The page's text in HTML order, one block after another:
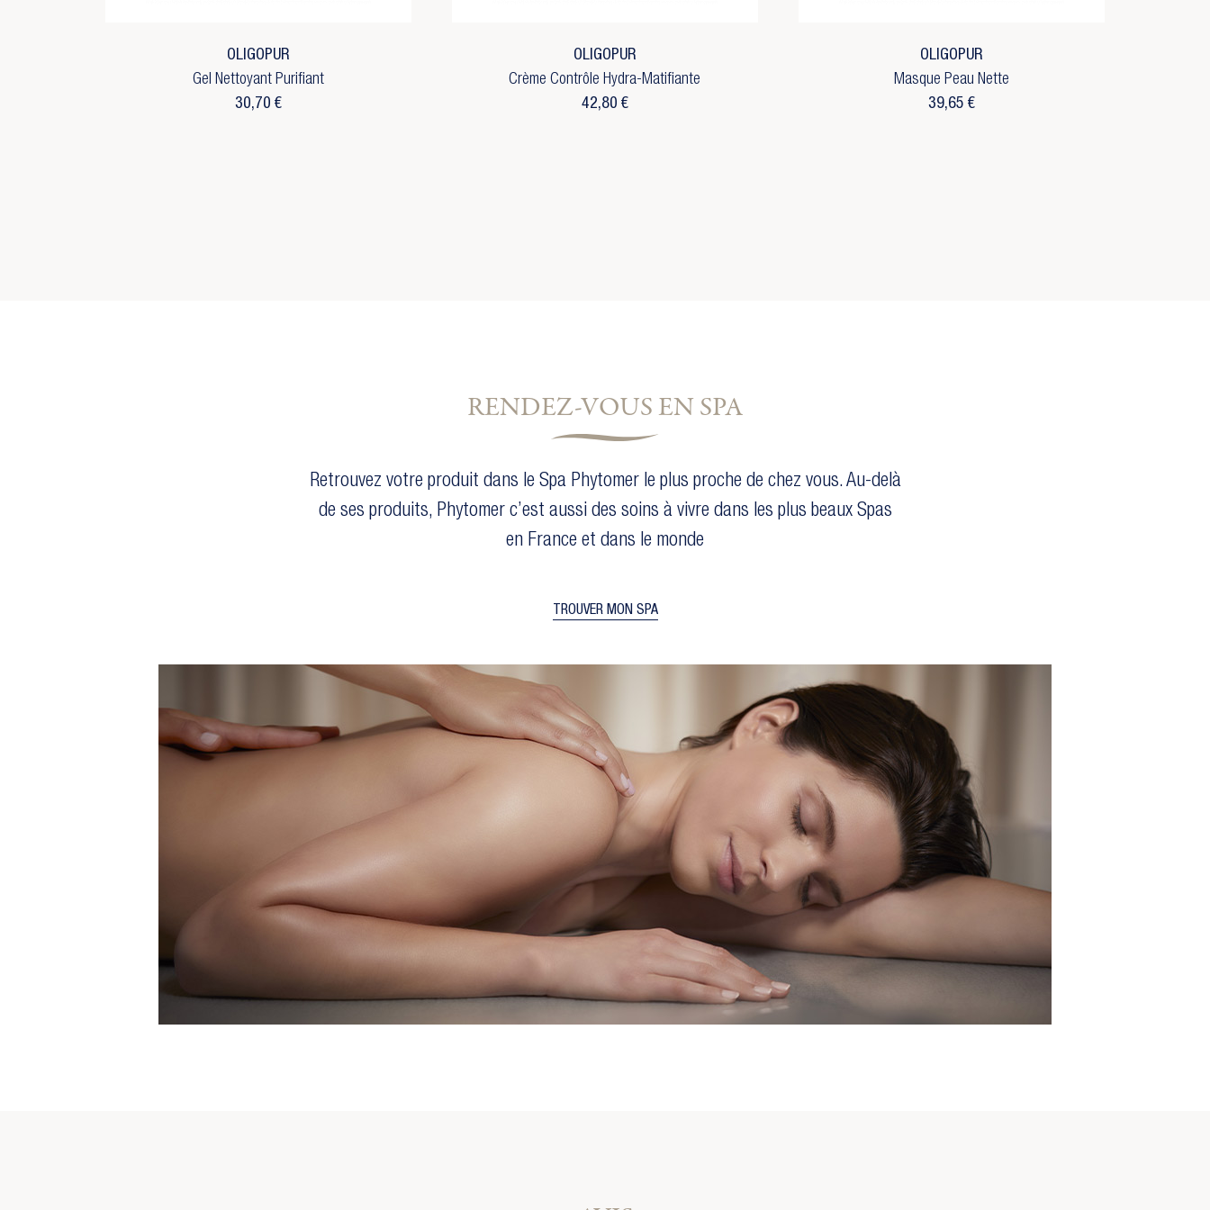
OLIGOPUR
Gel Nettoyant Purifiant
30,70 €
OLIGOPUR
Crème Contrôle Hydra-Matifiante
42,80 €
OLIGOPUR
Masque Peau Nette
39,65 €
RENDEZ-VOUS EN SPA
Retrouvez votre produit dans le Spa Phytomer le plus proche de chez vous. Au-delà
de ses produits, Phytomer c’est aussi des soins à vivre dans les plus beaux Spas
en France et dans le monde
TROUVER MON SPA